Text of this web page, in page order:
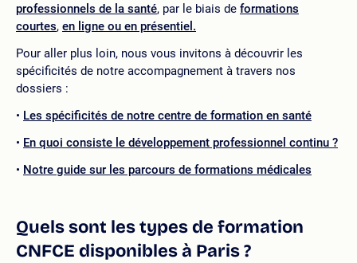
professionnels de la santé, par le biais de formations
courtes, en ligne ou en présentiel.
Pour aller plus loin, nous vous invitons à découvrir les
spécificités de notre accompagnement à travers nos
dossiers :
Les spécificités de notre centre de formation en santé
En quoi consiste le développement professionnel continu ?
Notre guide sur les parcours de formations médicales
Quels sont les types de formation
CNFCE disponibles à Paris ?